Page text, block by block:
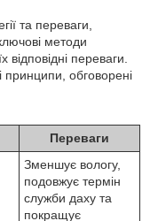
та переваги,
методи
відповідні переваги.
принципи, обговорені
Переваги
Зменшує вологу,
подовжує термін
служби даху та
покращує